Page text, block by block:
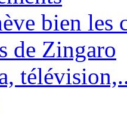
bien les
de Zingaro